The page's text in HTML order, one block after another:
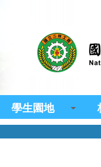
學生園地